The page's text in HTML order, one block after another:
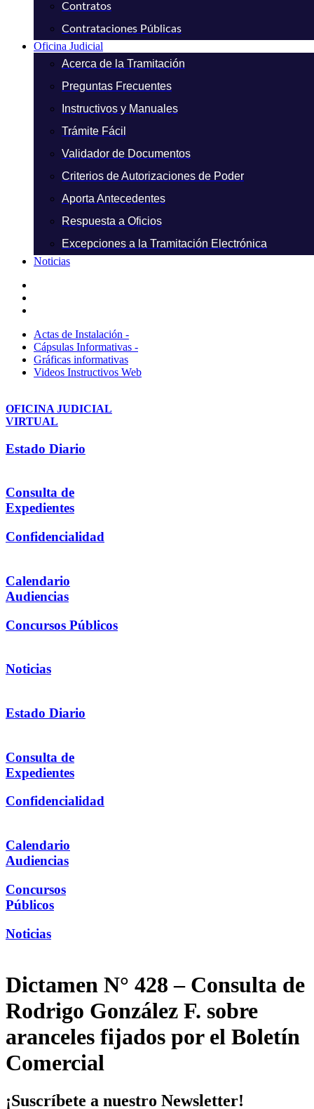
Contratos
Contrataciones Públicas
Oficina Judicial
Acerca de la Tramitación
Preguntas Frecuentes
Instructivos y Manuales
Trámite Fácil
Validador de Documentos
Criterios de Autorizaciones de Poder
Aporta Antecedentes
Respuesta a Oficios
Excepciones a la Tramitación Electrónica
Noticias
Actas de Instalación -
Cápsulas Informativas -
Gráficas informativas
Videos Instructivos Web
OFICINA JUDICIAL
VIRTUAL
Estado Diario
Consulta de
Expedientes
Confidencialidad
Calendario
Audiencias
Concursos Públicos
Noticias
Estado Diario
Consulta de
Expedientes
Confidencialidad
Calendario
Audiencias
Concursos
Públicos
Noticias
Dictamen N° 428 – Consulta de
Rodrigo González F. sobre
aranceles fijados por el Boletín
Comercial
¡Suscríbete a nuestro Newsletter!